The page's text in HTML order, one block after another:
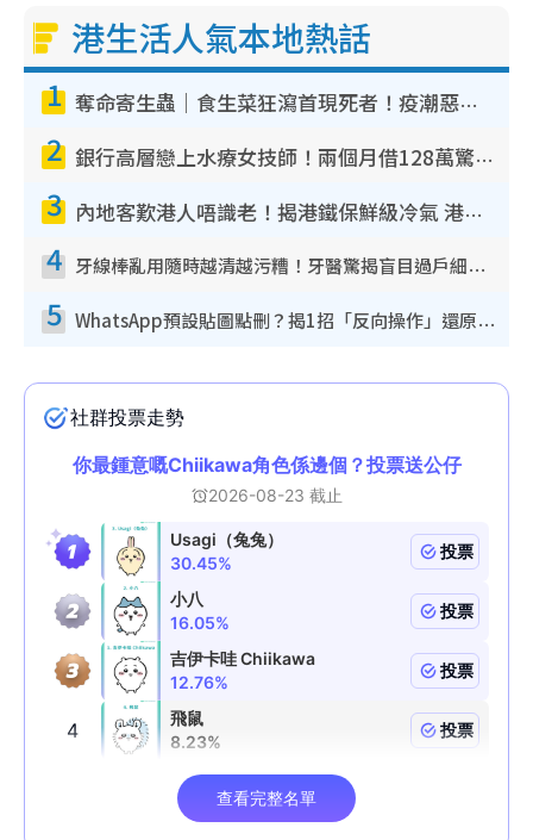
港生活人氣本地熱話
1 奪命寄生蟲｜食生菜狂瀉首現死者！疫潮惡化錄1.8萬宗病例 揭洗菜3大謬誤
2 銀行高層戀上水療女技師！兩個月借128萬驚覺「沉船」沉落火海 揭背後疑似邪教操控賣淫
3 內地客歎港人唔識老！揭港鐵保鮮級冷氣 港人求放過：咪投訴
4 牙線棒亂用隨時越清越污糟！牙醫驚揭盲目過戶細菌恐致蛀牙：呢種先係日常真保養
5 WhatsApp預設貼圖點刪？揭1招「反向操作」還原簡潔介面 附3步實測教學